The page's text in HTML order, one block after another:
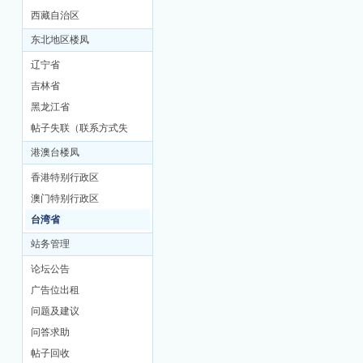
西藏自治区
东北地区楼凤
辽宁省
吉林省
黑龙江省
帖子失联（联系方式失
联）
港澳台楼凤
香港特别行政区
澳门特别行政区
台湾省
站务管理
论坛公告
广告位出租
问题及建议
问答求助
帖子回收